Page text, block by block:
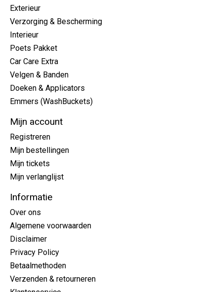
Exterieur
Verzorging & Bescherming
Interieur
Poets Pakket
Car Care Extra
Velgen & Banden
Doeken & Applicators
Emmers (WashBuckets)
Mijn account
Registreren
Mijn bestellingen
Mijn tickets
Mijn verlanglijst
Informatie
Over ons
Algemene voorwaarden
Disclaimer
Privacy Policy
Betaalmethoden
Verzenden & retourneren